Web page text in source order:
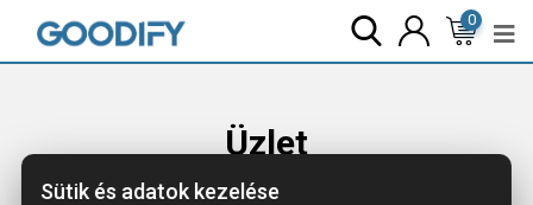
0
Üzlet
Főoldal Termékek Étkezés & Ivás
Sütik és adatok kezelése